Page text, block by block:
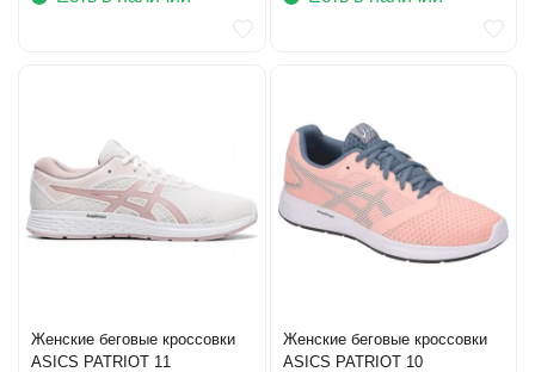
Женские беговые кроссовки
ASICS PATRIOT 11
Женские беговые кроссовки
ASICS PATRIOT 10